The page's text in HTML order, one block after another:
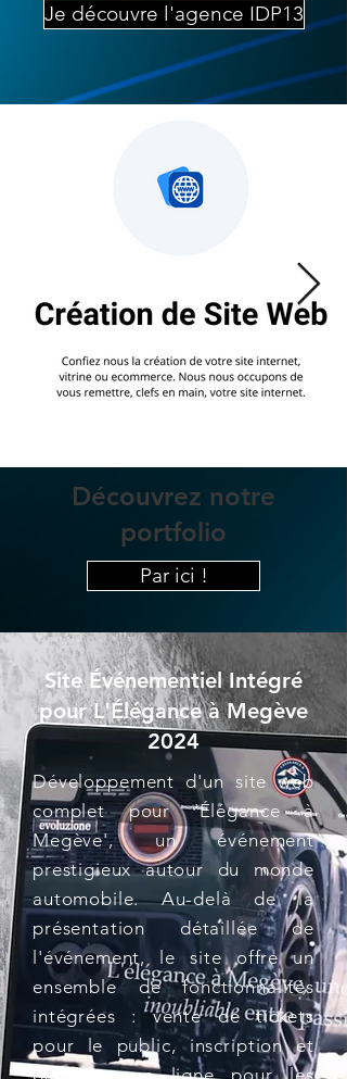
Je découvre l'agence IDP13
Découvrez notre
portfolio
Par ici !
Site Événementiel Intégré
pour L'Élégance à Megève
2024
Développement d'un site web
complet pour 'Élégance à
Megève', un événement
prestigieux autour du monde
automobile. Au-delà de la
présentation détaillée de
l'événement, le site offre un
ensemble de fonctionnalités
intégrées : vente de tickets
pour le public, inscription et
paiement en ligne pour les